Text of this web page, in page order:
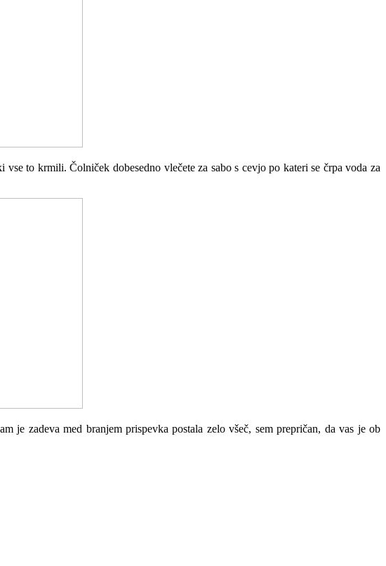
to krmili. Čolniček dobesedno vlečete za sabo s cevjo po kateri se črpa voda za
je zadeva med branjem prispevka postala zelo všeč, sem prepričan, da vas je ob